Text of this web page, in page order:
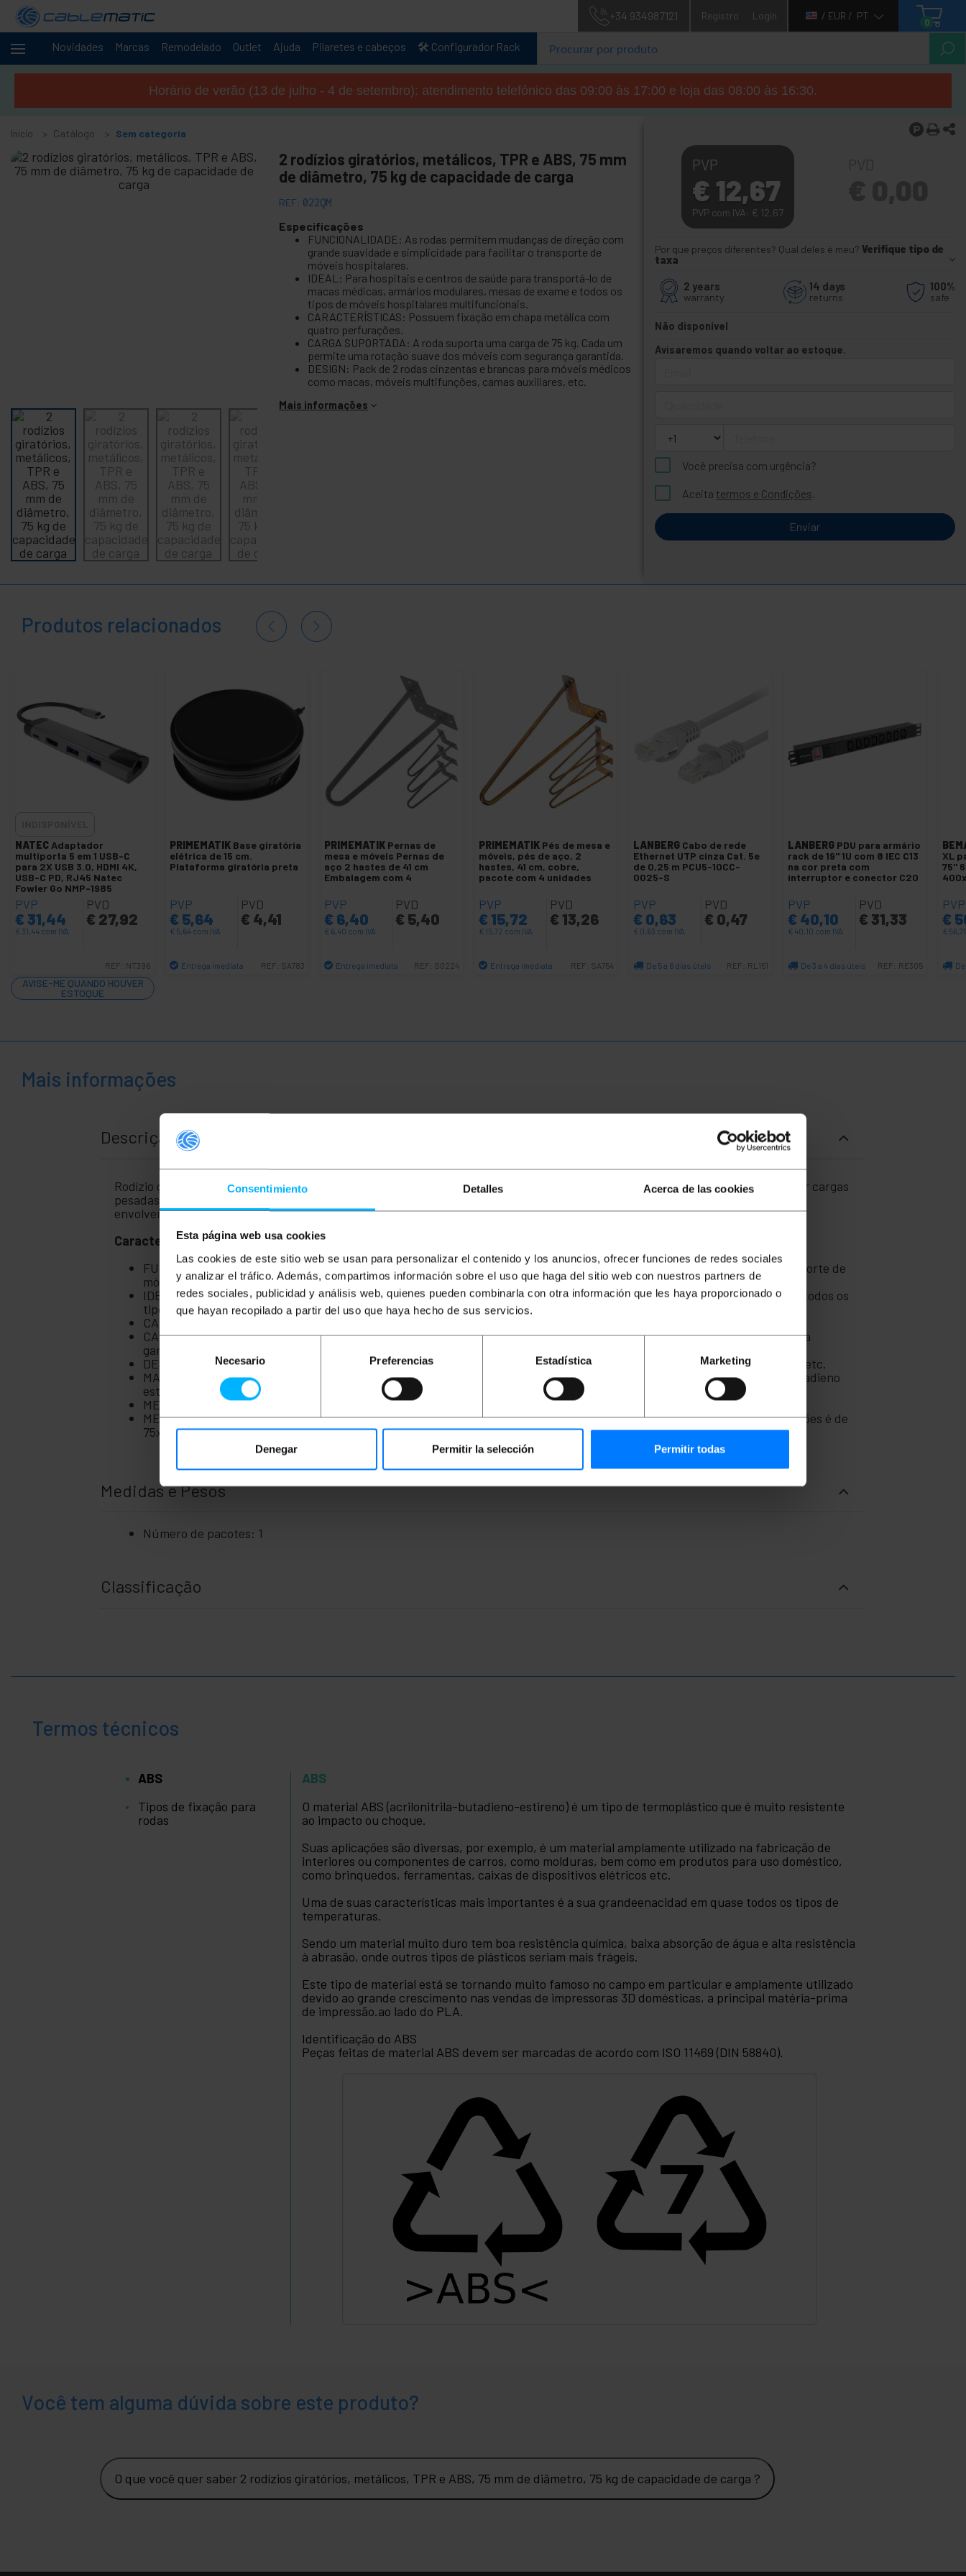
Consentimiento Detalles Acerca de las cookies
Esta página web usa cookies
Las cookies de este sitio web se usan para personalizar el contenido y los anuncios, ofrecer funciones de redes sociales
y analizar el tráfico. Además, compartimos información sobre el uso que haga del sitio web con nuestros partners de
redes sociales, publicidad y análisis web, quienes pueden combinarla con otra información que les haya proporcionado o
que hayan recopilado a partir del uso que haya hecho de sus servicios.
consentimiento
Necesario Preferencias Estadística Marketing
Denegar Permitir la selección Permitir todas
+34 934987121 Registro Login / EUR / PT
0
Novidades Marcas Remodelado Outlet Ajuda Pilaretes e cabeços 🛠️ Configurador Rack
Cabos +
servidores
Áudio
e
Vídeo
+
Lazer +
área
médica
+
Horário de verão (13 de julho - 4 de setembro): atendimento telefónico das 09:00 às 17:00 e loja das 08:00 às 16:30.
Início Catálogo Sem categoria
2 rodízios giratórios, metálicos, TPR e ABS, 75 mm
de diâmetro, 75 kg de capacidade de carga
REF: 022QM
Especificações
FUNCIONALIDADE: As rodas permitem mudanças de direção com
grande suavidade e simplicidade para facilitar o transporte de
móveis hospitalares.
IDEAL: Para hospitais e centros de saúde para transportá-lo de
macas médicas, armários modulares, mesas de exame e todos os
tipos de móveis hospitalares multifuncionais.
CARACTERÍSTICAS: Possuem fixação em chapa metálica com
quatro perfurações.
CARGA SUPORTADA: A roda suporta uma carga de 75 kg. Cada um
permite uma rotação suave dos móveis com segurança garantida.
DESIGN: Pack de 2 rodas cinzentas e brancas para móveis médicos
como macas, móveis multifunções, camas auxiliares, etc.
Mais informações
PVP
€ 12,67
PVP com IVA: € 12,67
Por que preços diferentes? Qual deles é meu? Verifique tipo de
taxa
2 years
warranty
14 days
returns
100%
safe
Não disponível
Avisaremos quando voltar ao estoque.
Você precisa com urgência?
Aceita termos e Condições.
Enviar
Produtos relacionados
NATEC Adaptador
multiporta 5 em 1 USB-C
para 2X USB 3.0, HDMI 4K,
USB-C PD, RJ45 Natec
Fowler Go NMP-1985
PVP
€ 31,44
€ 31,44 com IVA
PVD
€ 27,92
REF: NT396
AVISE-ME QUANDO HOUVER
ESTOQUE
PRIMEMATIK Base giratória
elétrica de 15 cm.
Plataforma giratória preta
PVP
€ 5,64
€ 5,64 com IVA
PVD
€ 4,41
Entrega imediata REF: SA783
PRIMEMATIK Pernas de
mesa e móveis Pernas de
aço 2 hastes de 41 cm
Embalagem com 4
PVP
€ 6,40
€ 6,40 com IVA
PVD
€ 5,40
Entrega imediata REF: S0224
PRIMEMATIK Pés de mesa e
móveis, pés de aço, 2
hastes, 41 cm, cobre,
pacote com 4 unidades
PVP
€ 15,72
€ 15,72 com IVA
PVD
€ 13,26
Entrega imediata REF: SA754
LANBERG Cabo de rede
Ethernet UTP cinza Cat. 5e
de 0,25 m PCU5-10CC-
0025-S
PVP
€ 0,63
€ 0,63 com IVA
PVD
€ 0,47
De 5 a 6 dias úteis REF: RL151
LANBERG PDU para armário
rack de 19" 1U com 8 IEC C13
na cor preta com
interruptor e conector C20
PVP
€ 40,10
€ 40,10 com IVA
PVD
€ 31,33
De 3 a 4 dias úteis REF: RE305
XL
75"
PVP
€
€
Mais informações
Descrição
Rodízio giratório de alta qualidade e fácil de usar feito para móveis em estabelecimentos de saúde com capacidade de suportar cargas
pesadas. A roda tem capacidade de rotação de 360º, o que permite grande funcionalidade e facilidade de uso em tarefas que
envolvem movimento constante.
Características do produto:
FUNCIONALIDADE: As rodas permitem mudanças de direção com grande suavidade e simplicidade para facilitar o transporte de
móveis hospitalares.
IDEAL: Para hospitais e centros de saúde para transportá-lo de macas médicas, armários modulares, mesas de exame e todos os
tipos de móveis hospitalares multifuncionais.
CARACTERÍSTICAS: Possuem fixação em chapa metálica com quatro perfurações.
CARGA SUPORTADA: A roda suporta uma carga de 75 kg. Cada um permite uma rotação suave dos móveis com segurança
garantida.
DESIGN: Pack de 2 rodas cinzentas e brancas para móveis médicos como macas, móveis multifunções, camas auxiliares, etc.
MATERIAIS: As rodas são feitas de metal de alta qualidade, TPR (borracha termoplástica) e plástico ABS (acrilonitrila butadieno
estireno). Esses materiais garantem uma resistência firme a choques e altas temperaturas, além de forte elasticidade.
MEDIDAS: As rodas têm diâmetro de 75 mm e altura de 108 mm. Largura de cada roda 32 mm.
MEDIDAS DA PLACA: A placa localizada na parte superior tem dimensões de 95x63 mm e a distância entre suas perfurações é de
75x45 mm. O tamanho de cada perfuração é de 8,5 mm.
Medidas e Pesos
Número de pacotes: 1
Classificação
Termos técnicos
ABS
Tipos de fixação para
rodas
ABS
O material ABS (acrilonitrila-butadieno-estireno) é um tipo de termoplástico que é muito resistente
ao impacto ou choque.
Suas aplicações são diversas, por exemplo, é um material amplamente utilizado na fabricação de
interiores ou componentes de carros, como molduras, bem como em produtos para uso doméstico,
como brinquedos, ferramentas, caixas de dispositivos elétricos etc.
Uma de suas características mais importantes é a sua grandeenacidad em quase todos os tipos de
temperaturas.
Sendo um material muito duro tem boa resistência química, baixa absorção de água e alta resistência
à abrasão, onde outros tipos de plásticos seriam mais frágeis.
Este tipo de material está se tornando muito famoso no campo em particular e amplamente utilizado
devido ao grande crescimento nas vendas de impressoras 3D domésticas, a principal matéria-prima
de impressão.ao lado do PLA.
Identificação do ABS
Peças feitas de material ABS devem ser marcadas de acordo com ISO 11469 (DIN 58840).
Você tem alguma dúvida sobre este produto?
O que você quer saber 2 rodízios giratórios, metálicos, TPR e ABS, 75 mm de diâmetro, 75 kg de capacidade de carga ?